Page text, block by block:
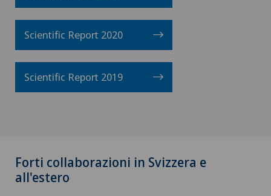
Scientific Report 2020
Scientific Report 2019
Forti collaborazioni in Svizzera e
all'estero